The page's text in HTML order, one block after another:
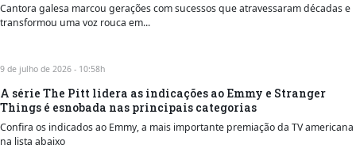
Cantora galesa marcou gerações com sucessos que atravessaram décadas e
transformou uma voz rouca em...
9 de julho de 2026 - 10:58h
A série The Pitt lidera as indicações ao Emmy e Stranger
Things é esnobada nas principais categorias
Confira os indicados ao Emmy, a mais importante premiação da TV americana
na lista abaixo